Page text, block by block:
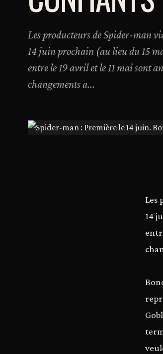
Les producteurs de Spider-man
14 juin prochain (au lieu du 15
entre le 19 avril et le 11 mai sont
changements a...
Les
14